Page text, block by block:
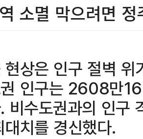
소멸 막으려면
상은 인구 절벽
권 인구는 2608만
비수도권과의 인
치를 경신했다.